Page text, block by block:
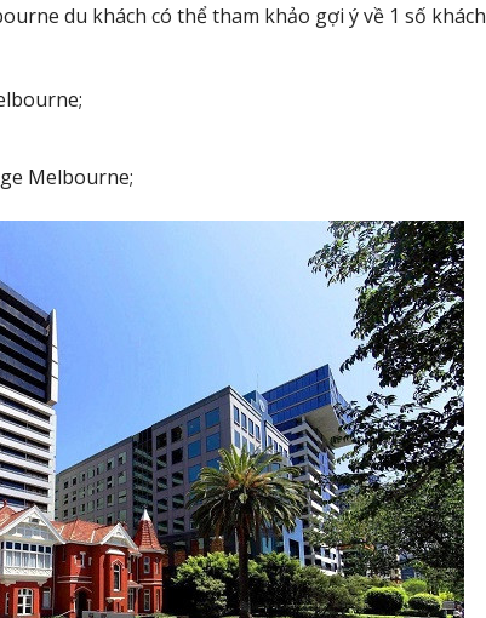
du khách có thể tham khảo gợi ý về 1 số khách
Melbourne;